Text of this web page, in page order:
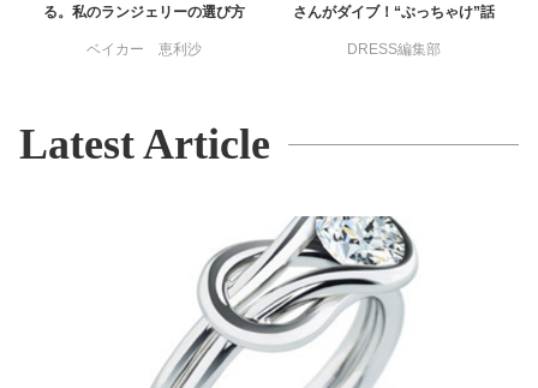
グルメ
カルチャー/エンタメ
る。私のランジェリーの選び方
ベイカー 恵利沙
さんがダイブ！“ぶっちゃけ”話
DRESS編集部
Latest Article